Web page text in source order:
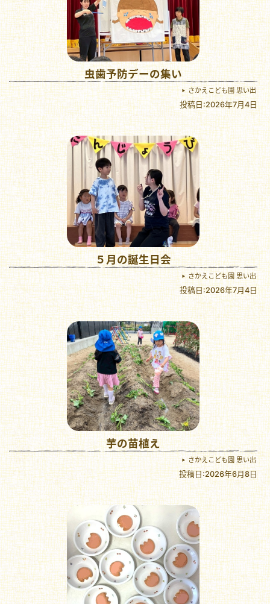
虫歯予防デーの集い
さかえこども園 思い出
投稿日:2026年7月4日
５月の誕生日会
さかえこども園 思い出
投稿日:2026年7月4日
芋の苗植え
さかえこども園 思い出
投稿日:2026年6月8日